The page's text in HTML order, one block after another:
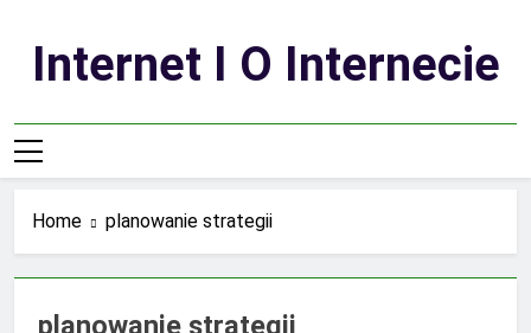
contentInternet I O Internecie
Home planowanie strategii
planowanie strategii